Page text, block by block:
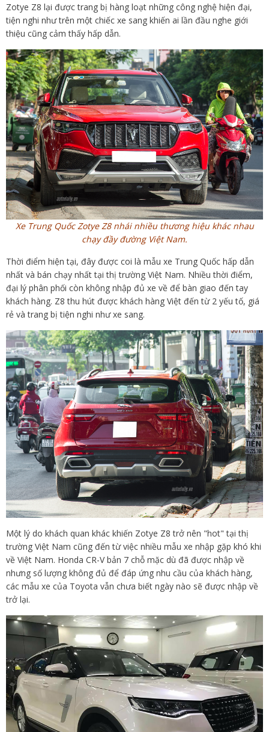
Zotye Z8 lại được trang bị hàng loạt những công nghệ hiện đại,
tiện nghi như trên một chiếc xe sang khiến ai lần đầu nghe giới
thiệu cũng cảm thấy hấp dẫn.
Xe Trung Quốc Zotye Z8 nhái nhiều thương hiệu khác nhau
chạy đầy đường Việt Nam.
Thời điểm hiện tại, đây được coi là mẫu xe Trung Quốc hấp dẫn
nhất và bán chạy nhất tại thị trường Việt Nam. Nhiều thời điểm,
đại lý phân phối còn không nhập đủ xe về để bàn giao đến tay
khách hàng. Z8 thu hút được khách hàng Việt đến từ 2 yếu tố, giá
rẻ và trang bị tiện nghi như xe sang.
Một lý do khách quan khác khiến Zotye Z8 trở nên "hot" tại thị
trường Việt Nam cũng đến từ việc nhiều mẫu xe nhập gặp khó khi
về Việt Nam. Honda CR-V bản 7 chỗ mặc dù đã được nhập về
nhưng số lượng không đủ để đáp ứng nhu cầu của khách hàng,
các mẫu xe của Toyota vẫn chưa biết ngày nào sẽ được nhập về
trở lại.